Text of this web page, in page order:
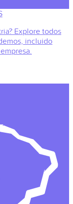
Explore todos
incluido